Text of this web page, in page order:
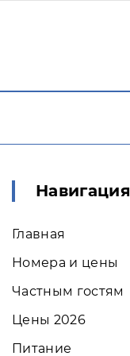
Навигация
Главная
Номера и цены
Частным гостям
Цены 2026
Питание